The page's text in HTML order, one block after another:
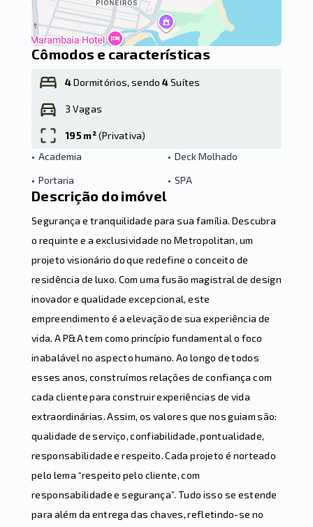
Cômodos e características
4Dormitórios, sendo4Suítes
3 Vagas
195 m²(Privativa)
• Academia • Deck Molhado
• Portaria • SPA
Descrição do imóvel
Segurança e tranquilidade para sua família. Descubra
o requinte e a exclusividade no Metropolitan, um
projeto visionário do que redefine o conceito de
residência de luxo. Com uma fusão magistral de design
inovador e qualidade excepcional, este
empreendimento é a elevação de sua experiência de
vida. A P&A tem como princípio fundamental o foco
inabalável no aspecto humano. Ao longo de todos
esses anos, construímos relações de confiança com
cada cliente para construir experiências de vida
extraordinárias. Assim, os valores que nos guiam são:
qualidade de serviço, confiabilidade, pontualidade,
responsabilidade e respeito. Cada projeto é norteado
pelo lema “respeito pelo cliente, com
responsabilidade e segurança”. Tudo isso se estende
para além da entrega das chaves, refletindo-se no